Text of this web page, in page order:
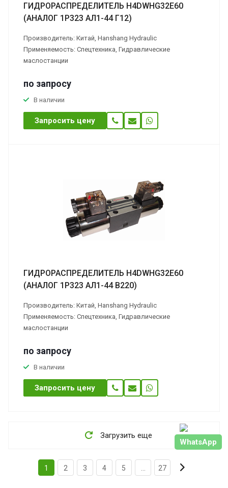
ГИДРОРАСПРЕДЕЛИТЕЛЬ H4DWHG32E60
(АНАЛОГ 1Р323 АЛ1-44 Г12)
Производитель: Китай, Hanshang Hydraulic
Применяемость: Спецтехника, Гидравлические
маслостанции
по запросу
В наличии
Запросить цену
ГИДРОРАСПРЕДЕЛИТЕЛЬ H4DWHG32E60
(АНАЛОГ 1Р323 АЛ1-44 В220)
Производитель: Китай, Hanshang Hydraulic
Применяемость: Спецтехника, Гидравлические
маслостанции
по запросу
В наличии
Запросить цену
Загрузить еще
1 2 3 4 5 27
WhatsApp